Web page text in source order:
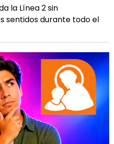
la Línea 2 sin
sentidos durante todo el